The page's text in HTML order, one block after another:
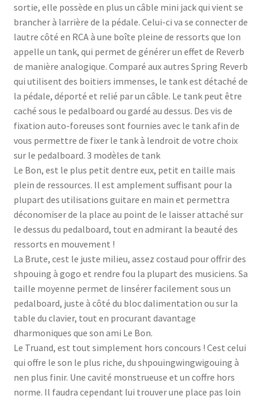
sortie, elle possède en plus un câble mini jack qui vient se
brancher à larrière de la pédale. Celui-ci va se connecter de
lautre côté en RCA à une boîte pleine de ressorts que lon
appelle un tank, qui permet de générer un effet de Reverb
de manière analogique. Comparé aux autres Spring Reverb
qui utilisent des boitiers immenses, le tank est détaché de
la pédale, déporté et relié par un câble. Le tank peut être
caché sous le pedalboard ou gardé au dessus. Des vis de
fixation auto-foreuses sont fournies avec le tank afin de
vous permettre de fixer le tank à lendroit de votre choix
sur le pedalboard. 3 modèles de tank
Le Bon, est le plus petit dentre eux, petit en taille mais
plein de ressources. Il est amplement suffisant pour la
plupart des utilisations guitare en main et permettra
déconomiser de la place au point de le laisser attaché sur
le dessus du pedalboard, tout en admirant la beauté des
ressorts en mouvement !
La Brute, cest le juste milieu, assez costaud pour offrir des
shpouing à gogo et rendre fou la plupart des musiciens. Sa
taille moyenne permet de linsérer facilement sous un
pedalboard, juste à côté du bloc dalimentation ou sur la
table du clavier, tout en procurant davantage
dharmoniques que son ami Le Bon.
Le Truand, est tout simplement hors concours ! Cest celui
qui offre le son le plus riche, du shpouingwingwigouing à
nen plus finir. Une cavité monstrueuse et un coffre hors
norme. Il faudra cependant lui trouver une place pas loin